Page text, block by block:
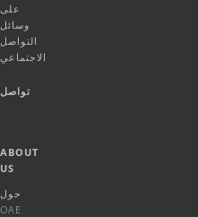
على
وسائل
التواصل
الاجتماعي
تواصل
ABOUT
US
حول
OAE